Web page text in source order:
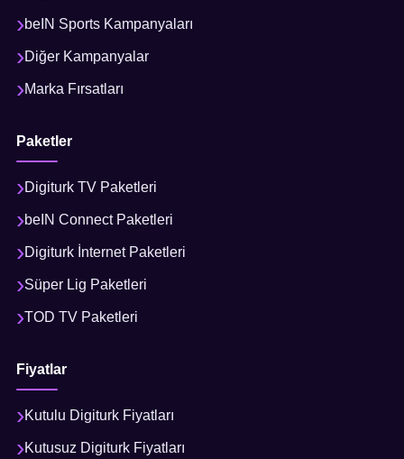
beIN Sports Kampanyaları
Diğer Kampanyalar
Marka Fırsatları
Paketler
Digiturk TV Paketleri
beIN Connect Paketleri
Digiturk İnternet Paketleri
Süper Lig Paketleri
TOD TV Paketleri
Fiyatlar
Kutulu Digiturk Fiyatları
Kutusuz Digiturk Fiyatları